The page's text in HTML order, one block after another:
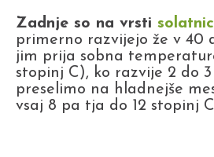
Zadnje so na vrsti
primerno razvijejo že v 40
jim prija sobna
stopinj C), ko razvije 2 do
preselimo na hladnejše
vsaj 8 pa tja do 12 stopinj